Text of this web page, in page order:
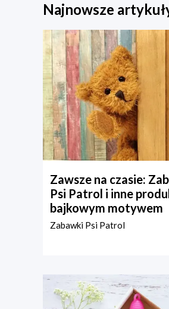
Najnowsze
Zawsze na czasie:
Psi Patrol i inne
bajkowym motywem
Zabawki Psi Patrol